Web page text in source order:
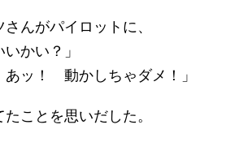
んがパイロットに、
かい？」
あッ！ 動かしちゃダメ！」
ことを思いだした。